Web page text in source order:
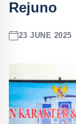
Rejuno
23 JUNE 2025